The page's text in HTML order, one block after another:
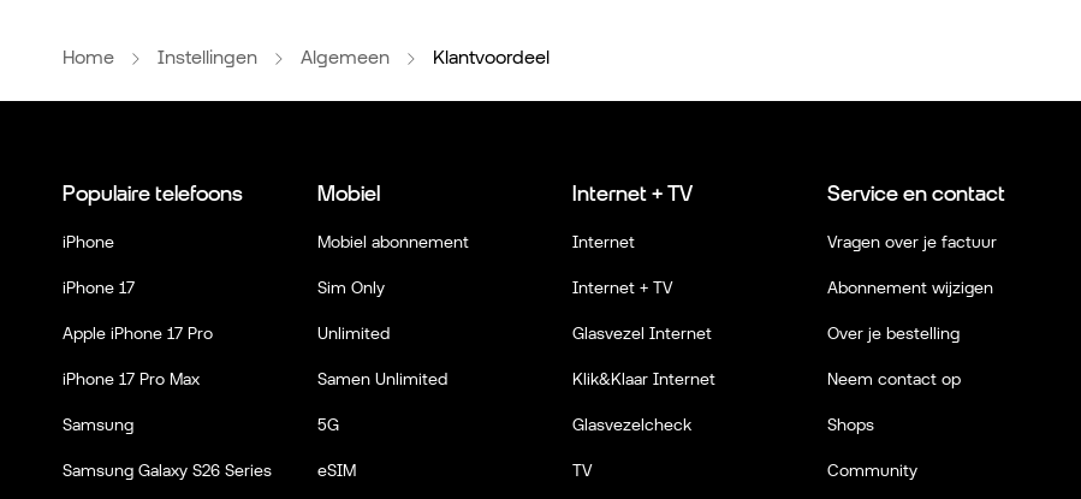
Home Instellingen Algemeen Klantvoordeel
Populaire telefoons
iPhone
iPhone 17
Apple iPhone 17 Pro
iPhone 17 Pro Max
Samsung
Samsung Galaxy S26 Series
Mobiel
Mobiel abonnement
Sim Only
Unlimited
Samen Unlimited
5G
eSIM
Internet + TV
Internet
Internet + TV
Glasvezel Internet
Klik&Klaar Internet
Glasvezelcheck
TV
Service en contact
Vragen over je factuur
Abonnement wijzigen
Over je bestelling
Neem contact op
Shops
Community